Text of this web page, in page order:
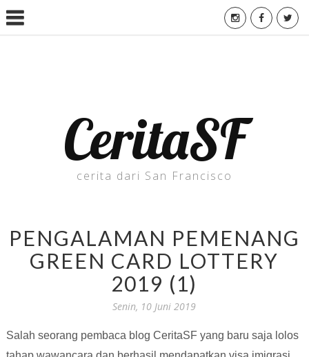
CeritaSF
cerita dari San Francisco
PENGALAMAN PEMENANG
GREEN CARD LOTTERY
2019 (1)
Senin, 10 Juni 2019
Salah seorang pembaca blog CeritaSF yang baru saja lolos